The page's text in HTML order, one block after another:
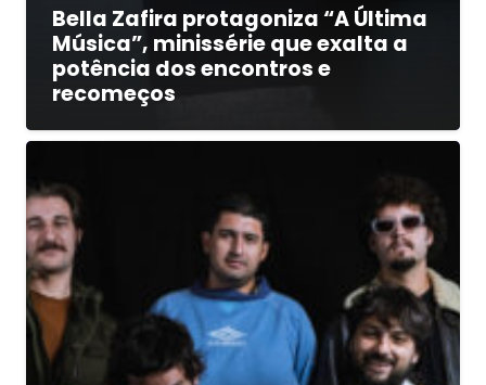
Bella Zafira protagoniza “A Última
Música”, minissérie que exalta a
potência dos encontros e
recomeços